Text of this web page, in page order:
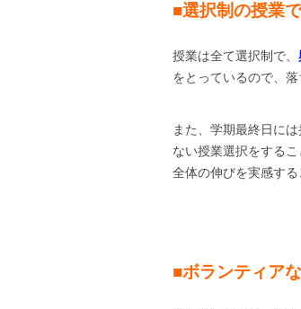
■選択制の授業
授業は全て選択制で、
をとっているので、
また、学期最終日に
ない授業選択をする
全体の伸びを実感する
■ボランティア